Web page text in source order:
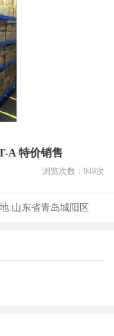
A 特价销售
浏览次数： 949次
:山东省青岛城阳区